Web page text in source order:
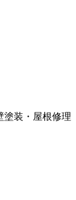
塗装・屋根修理